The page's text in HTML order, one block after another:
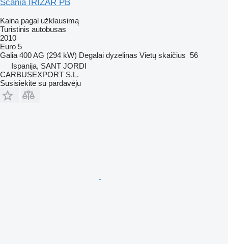
Scania IRIZAR PB
Kaina pagal užklausimą
Turistinis autobusas
2010
Euro 5
Galia 400 AG (294 kW) Degalai dyzelinas Vietų skaičius 56
Ispanija, SANT JORDI
CARBUSEXPORT S.L.
Susisiekite su pardavėju